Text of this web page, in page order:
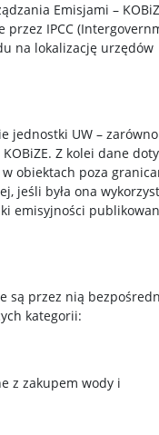
Emisjami –
przez IPCC
na lokalizację urzędów
jednostki UW –
Z kolei dane
obiektach poza
jeśli była ona
emisyjności
są przez nią
kategorii:
z zakupem wody i